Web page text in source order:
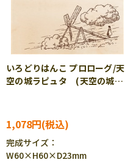
いろどりはんこ プロローグ/天
空の城ラピュタ (天空の城ラ
1,078円
完成サイズ：
W60×H60×D23mm